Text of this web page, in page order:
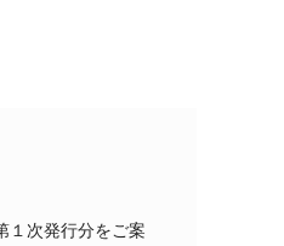
１次発行分をご案